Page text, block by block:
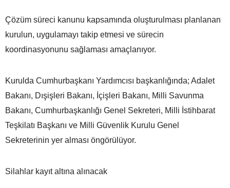
Çözüm süreci kanunu kapsamında oluşturulması planlanan
kurulun, uygulamayı takip etmesi ve sürecin
koordinasyonunu sağlaması amaçlanıyor.
Kurulda Cumhurbaşkanı Yardımcısı başkanlığında; Adalet
Bakanı, Dışişleri Bakanı, İçişleri Bakanı, Milli Savunma
Bakanı, Cumhurbaşkanlığı Genel Sekreteri, Milli İstihbarat
Teşkilatı Başkanı ve Milli Güvenlik Kurulu Genel
Sekreterinin yer alması öngörülüyor.
Silahlar kayıt altına alınacak